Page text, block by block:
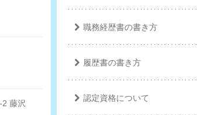
藤沢
職務経歴書の書き方
履歴書の書き方
認定資格について